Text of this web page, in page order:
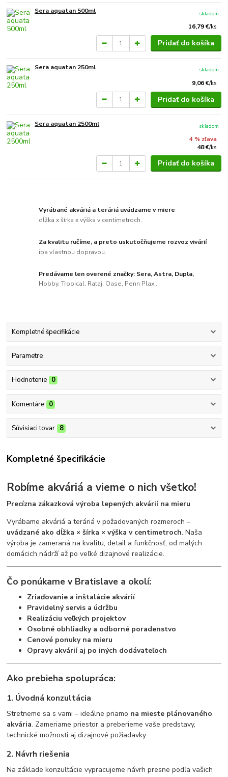
Sera aquatan 500ml
16,79 €/ks
skladom
Pridať do košíka
Sera aquatan 250ml
9,06 €/ks
skladom
Pridať do košíka
Sera aquatan 2500ml
4 % zľava
48 €/ks
skladom
Pridať do košíka
Vyrábané akváriá a teráriá uvádzame v miere
dĺžka x šírka x výška v centimetroch.
Za kvalitu ručíme, a preto uskutočňujeme rozvoz vivárií
iba vlastnou dopravou.
Predávame len overené značky: Sera, Astra, Dupla,
Hobby, Tropical, Rataj, Oase, Penn Plax...
Kompletné špecifikácie
Parametre
Hodnotenie 0
Komentáre 0
Súvisiaci tovar 8
Kompletné špecifikácie
Robíme akváriá a vieme o nich všetko!
Precízna zákazková výroba lepených akvárií na mieru
Vyrábame akváriá a teráriá v požadovaných rozmeroch –
uvádzané ako dĺžka × šírka × výška v centimetroch. Naša
výroba je zameraná na kvalitu, detail a funkčnosť, od malých
domácich nádrží až po veľké dizajnové realizácie.
Čo ponúkame v Bratislave a okolí:
Zriaďovanie a inštalácie akvárií
Pravidelný servis a údržbu
Realizáciu veľkých projektov
Osobné obhliadky a odborné poradenstvo
Cenové ponuky na mieru
Opravy akvárií aj po iných dodávateľoch
Ako prebieha spolupráca:
1. Úvodná konzultácia
Stretneme sa s vami – ideálne priamo na mieste plánovaného
akvária. Zameriame priestor a preberieme vaše predstavy,
technické možnosti aj dizajnové požiadavky.
2. Návrh riešenia
Na základe konzultácie vypracujeme návrh presne podľa vašich